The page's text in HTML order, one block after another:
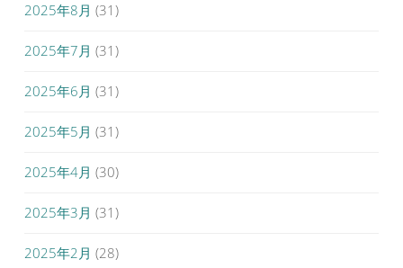
2025年8月 (31)
2025年7月 (31)
2025年6月 (31)
2025年5月 (31)
2025年4月 (30)
2025年3月 (31)
2025年2月 (28)